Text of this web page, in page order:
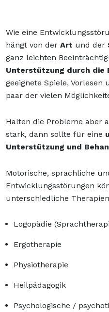
Wie eine
hängt von der Art und der
ganz leichten
Unterstützung durch die
geeignete Spiele,
paar der vielen
Halten die Probleme aber
stark, dann sollte für eine
Unterstützung und
Motorische, sprachliche
Entwicklungsstörungen
unterschiedliche
Logopädie
Ergotherapie
Physiotherapie
Heilpädagogik
Psychologische /